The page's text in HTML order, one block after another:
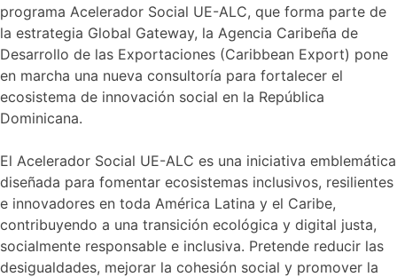
programa Acelerador Social UE-ALC, que forma parte de
la estrategia Global Gateway, la Agencia Caribeña de
Desarrollo de las Exportaciones (Caribbean Export) pone
en marcha una nueva consultoría para fortalecer el
ecosistema de innovación social en la República
Dominicana.
El Acelerador Social UE-ALC es una iniciativa emblemática
diseñada para fomentar ecosistemas inclusivos, resilientes
e innovadores en toda América Latina y el Caribe,
contribuyendo a una transición ecológica y digital justa,
socialmente responsable e inclusiva. Pretende reducir las
desigualdades, mejorar la cohesión social y promover la